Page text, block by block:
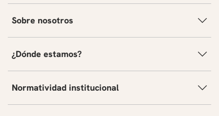
Sobre nosotros
¿Dónde estamos?
Normatividad institucional